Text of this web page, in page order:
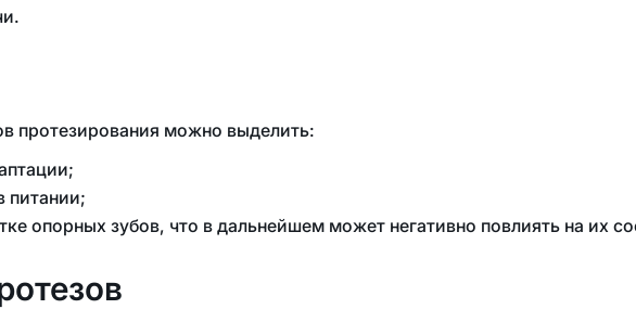
протезирования можно выделить:
питании;
опорных зубов, что в дальнейшем может негативно повлиять на их